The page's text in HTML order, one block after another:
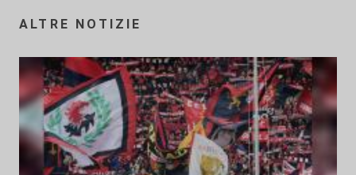
ALTRE NOTIZIE